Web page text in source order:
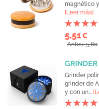
magnético
[Leer más]
5,51€
Antes: 5,80
Grinder
grinder de
y con un...